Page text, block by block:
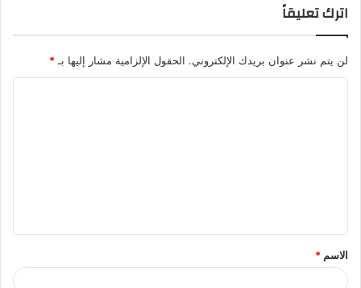
اترك تعليقاً
لن يتم نشر عنوان بريدك الإلكتروني. الحقول الإلزامية مشار إليها بـ*
الاسم *